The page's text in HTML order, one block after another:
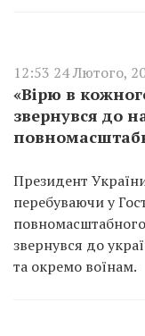
12:53 24 Лютого,
«Вірю в
звернувся до
Президент
перебуваючи у
звернувся до
та окремо воїнам.